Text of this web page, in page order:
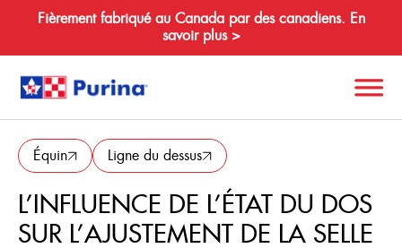
Fièrement fabriqué au Canada par des canadiens. En
savoir plus >
Search
for:
À propos de nous
Équin Ligne du dessus
L’INFLUENCE DE L’ÉTAT DU DOS
SUR L’AJUSTEMENT DE LA SELLE